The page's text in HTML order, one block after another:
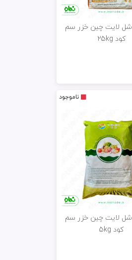
12-5-45 شل لایت چین خزر سم
کود 25kg
ناموجود
12-5-45 شل لایت چین خزر سم
کود 5kg